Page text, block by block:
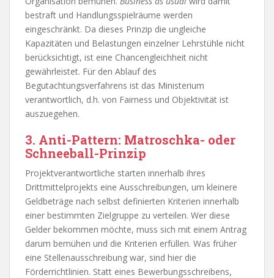
bestraft und Handlungsspielräume werden
eingeschränkt. Da dieses Prinzip die ungleiche
Kapazitäten und Belastungen einzelner Lehrstühle nicht
berücksichtigt, ist eine Chancengleichheit nicht
gewährleistet. Für den Ablauf des
Begutachtungsverfahrens ist das Ministerium
verantwortlich, d.h. von Fairness und Objektivität ist
auszuegehen.
3. Anti-Pattern: Matroschka- oder
Schneeball-Prinzip
Projektverantwortliche starten innerhalb ihres
Drittmittelprojekts eine Ausschreibungen, um kleinere
Geldbeträge nach selbst definierten Kriterien innerhalb
einer bestimmten Zielgruppe zu verteilen. Wer diese
Gelder bekommen möchte, muss sich mit einem Antrag
darum bemühen und die Kriterien erfüllen. Was früher
eine Stellenausschreibung war, sind hier die
Förderrichtlinien. Statt eines Bewerbungsschreibens,